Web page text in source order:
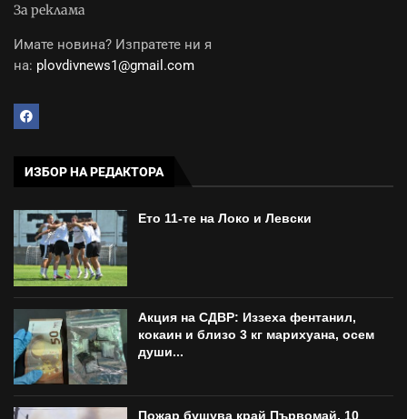
За реклама
Имате новина? Изпратете ни я
на: plovdivnews1@gmail.com
ИЗБОР НА РЕДАКТОРА
Ето 11-те на Локо и Левски
Акция на СДВР: Иззеха фентанил,
кокаин и близо 3 кг марихуана, осем
души...
Пожар бушува край Първомай, 10